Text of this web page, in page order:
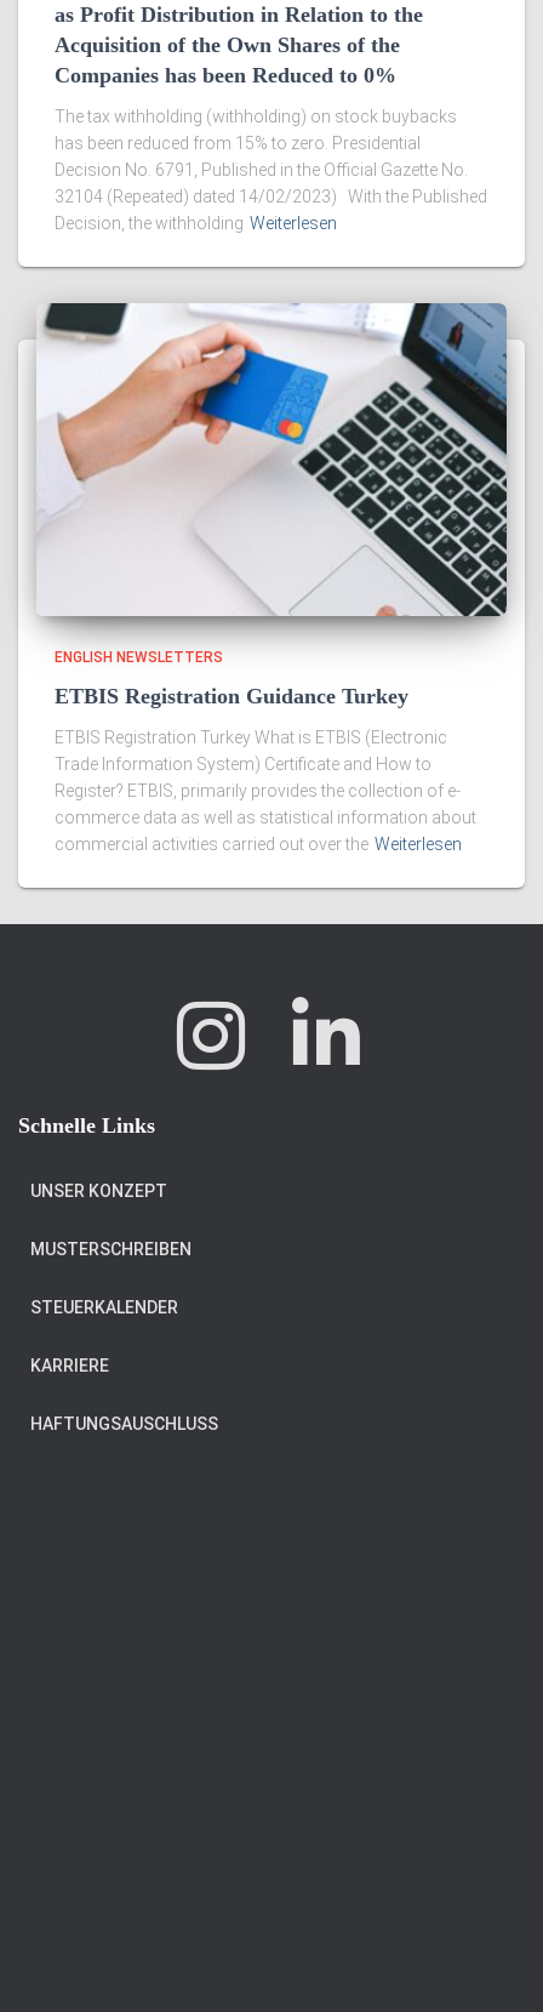
as Profit Distribution in Relation to the
Acquisition of the Own Shares of the
Companies has been Reduced to 0%
The tax withholding (withholding) on stock buybacks
has been reduced from 15% to zero. Presidential
Decision No. 6791, Published in the Official Gazette No.
32104 (Repeated) dated 14/02/2023) With the Published
Decision, the withholding Weiterlesen
ENGLISH NEWSLETTERS
ETBIS Registration Guidance Turkey
ETBIS Registration Turkey What is ETBIS (Electronic
Trade Information System) Certificate and How to
Register? ETBIS, primarily provides the collection of e-
commerce data as well as statistical information about
commercial activities carried out over the Weiterlesen
Schnelle Links
UNSER KONZEPT
MUSTERSCHREIBEN
STEUERKALENDER
KARRIERE
HAFTUNGSAUSCHLUSS